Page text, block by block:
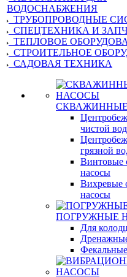
ВОДОСНАБЖЕНИЯ
ТРУБОПРОВОДНЫЕ
СПЕЦТЕХНИКА И
ТЕПЛОВОЕ
СТРОИТЕЛЬНОЕ
САДОВАЯ ТЕХНИКА
чистой
грязной
Винтовые
насосы
Вихревые
насосы
ПОГРУЖНЫЕ
Для